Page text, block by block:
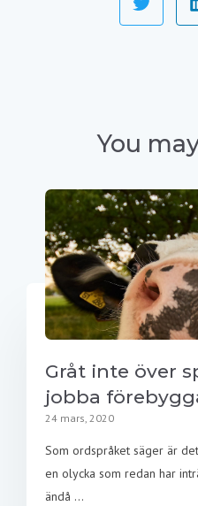
You
Gråt inte över
jobba
24 mars, 2020
Som ordspråket säger är
en olycka som redan har
ändå ...